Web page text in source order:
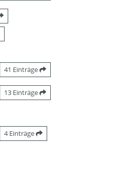
41 Einträge
13 Einträge
4 Einträge